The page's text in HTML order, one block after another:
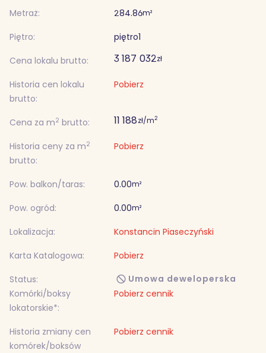
Metraż:
284.86m²
Piętro: piętro1
Cena lokalu brutto:
3 187 032zł
Historia cen lokalu
brutto:
Pobierz
Cena za m2 brutto: 11 188zł/m2
Historia ceny za m2
brutto:
Pobierz
Pow. balkon/taras: 0.00m²
Pow. ogród: 0.00m²
Lokalizacja:
Konstancin Piaseczyński
Karta Katalogowa:
Pobierz
Status:
Umowa deweloperska
Komórki/boksy
lokatorskie*:
Pobierz cennik
Historia zmiany cen
komórek/boksów
Pobierz cennik